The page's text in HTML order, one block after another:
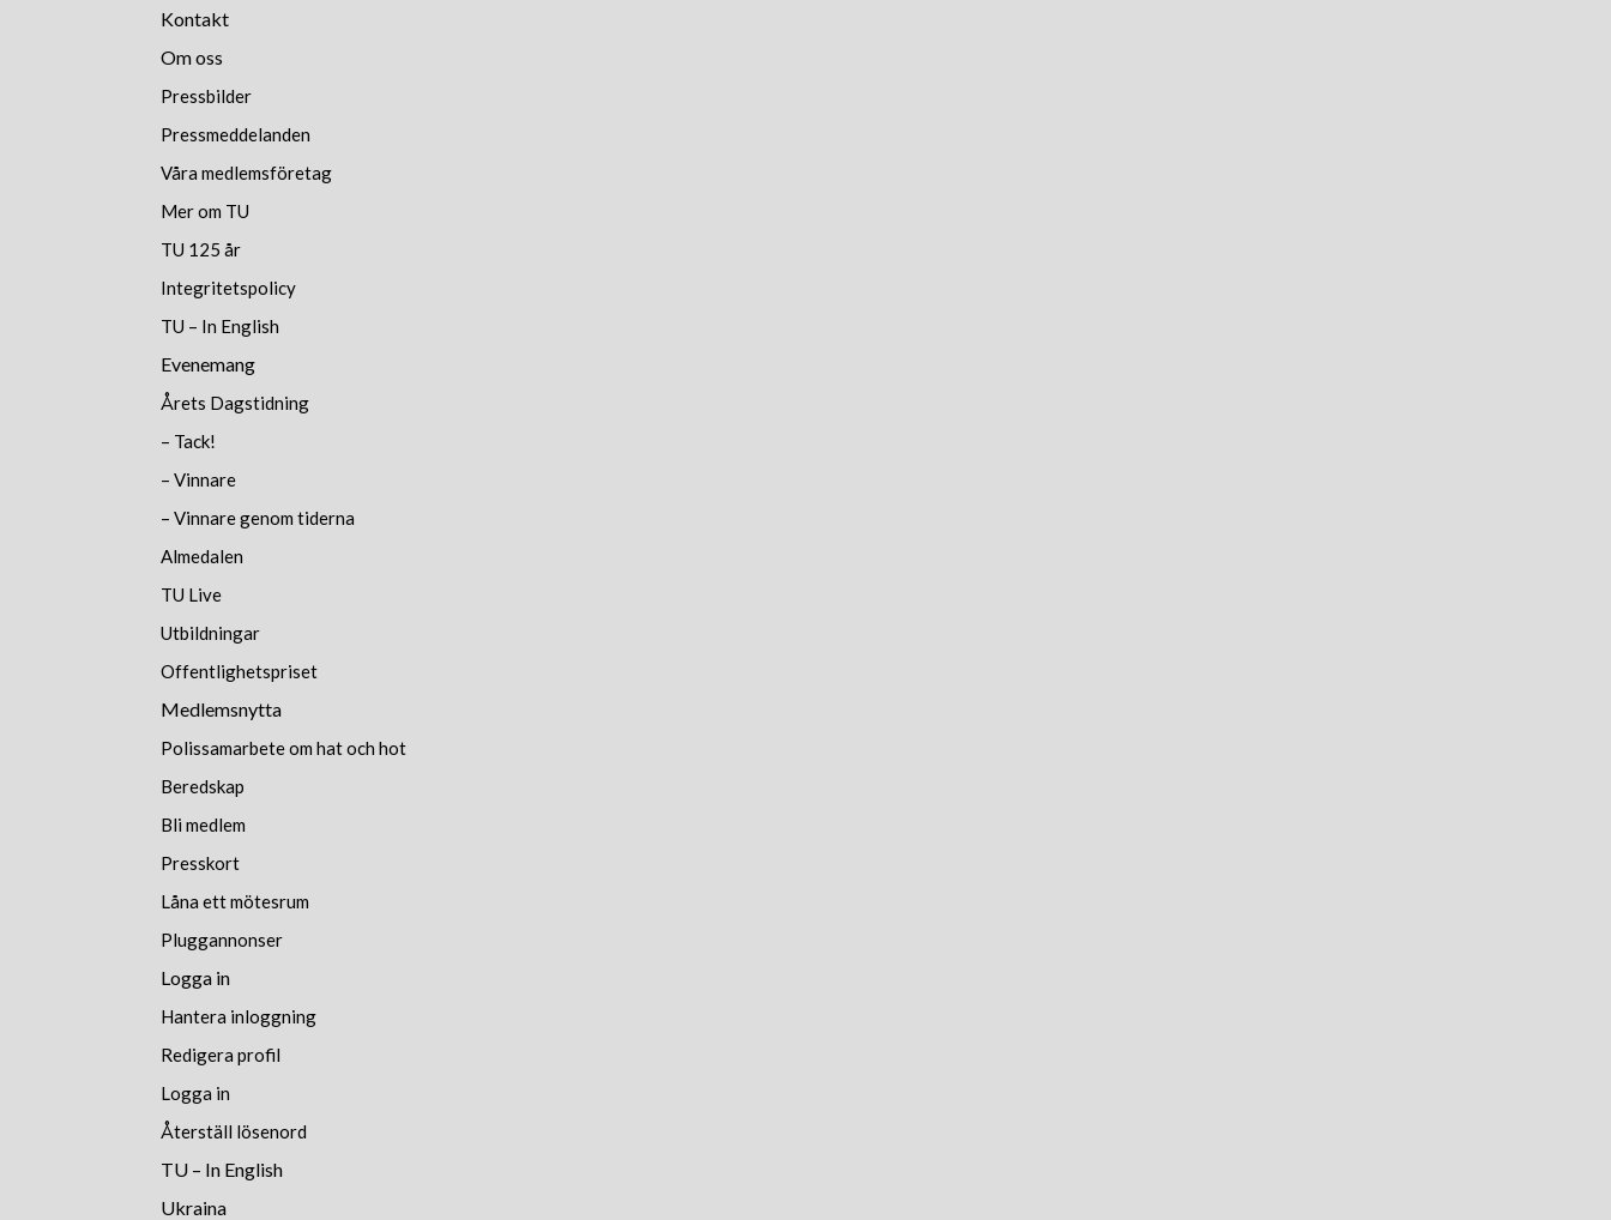
Kontakt
Om oss
Pressbilder
Pressmeddelanden
Våra medlemsföretag
Mer om TU
TU 125 år
Integritetspolicy
TU – In English
Evenemang
Årets Dagstidning
– Tack!
– Vinnare
– Vinnare genom tiderna
Almedalen
TU Live
Utbildningar
Offentlighetspriset
Medlemsnytta
Polissamarbete om hat och hot
Beredskap
Bli medlem
Presskort
Låna ett mötesrum
Pluggannonser
Logga in
Hantera inloggning
Redigera profil
Logga in
Återställ lösenord
TU – In English
Ukraina